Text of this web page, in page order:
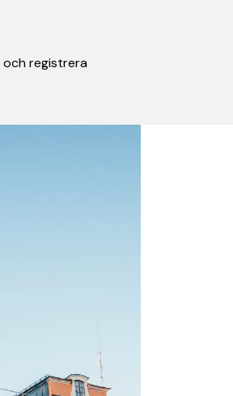
och registrera